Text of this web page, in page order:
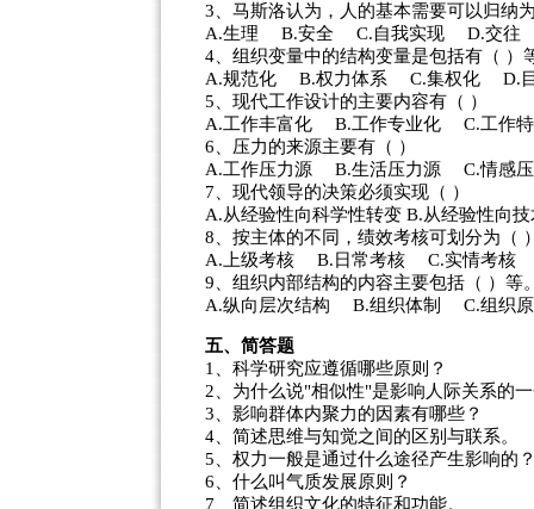
3、马斯洛认为，人的基本需要可以归纳
A.生理 B.安全 C.自我实现 D.交往
4、组织变量中的结构变量是包括有（ ）
A.规范化 B.权力体系 C.集权化 D.
5、现代工作设计的主要内容有（ ）
A.工作丰富化 B.工作专业化 C.工作
6、压力的来源主要有（ ）
A.工作压力源 B.生活压力源 C.情感
7、现代领导的决策必须实现（ ）
A.从经验性向科学性转变 B.从经验性向
8、按主体的不同，绩效考核可划分为（
A.上级考核 B.日常考核 C.实情考核
9、组织内部结构的内容主要包括（ ）等
A.纵向层次结构 B.组织体制 C.组织
五、简答题
1、科学研究应遵循哪些原则？
2、为什么说"相似性"是影响人际关系的
3、影响群体内聚力的因素有哪些？
4、简述思维与知觉之间的区别与联系。
5、权力一般是通过什么途径产生影响的
6、什么叫气质发展原则？
7、简述组织文化的特征和功能。